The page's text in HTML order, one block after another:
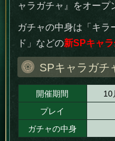
ャラガチャ』をオープ
ガチャの中身は「キラ
ド」などの新SPキャラ
SPキャラガチ
開催期間
10
プレイ
ガチャの中身